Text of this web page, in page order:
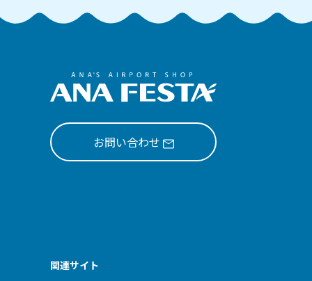
お問い合わせ
関連サイト